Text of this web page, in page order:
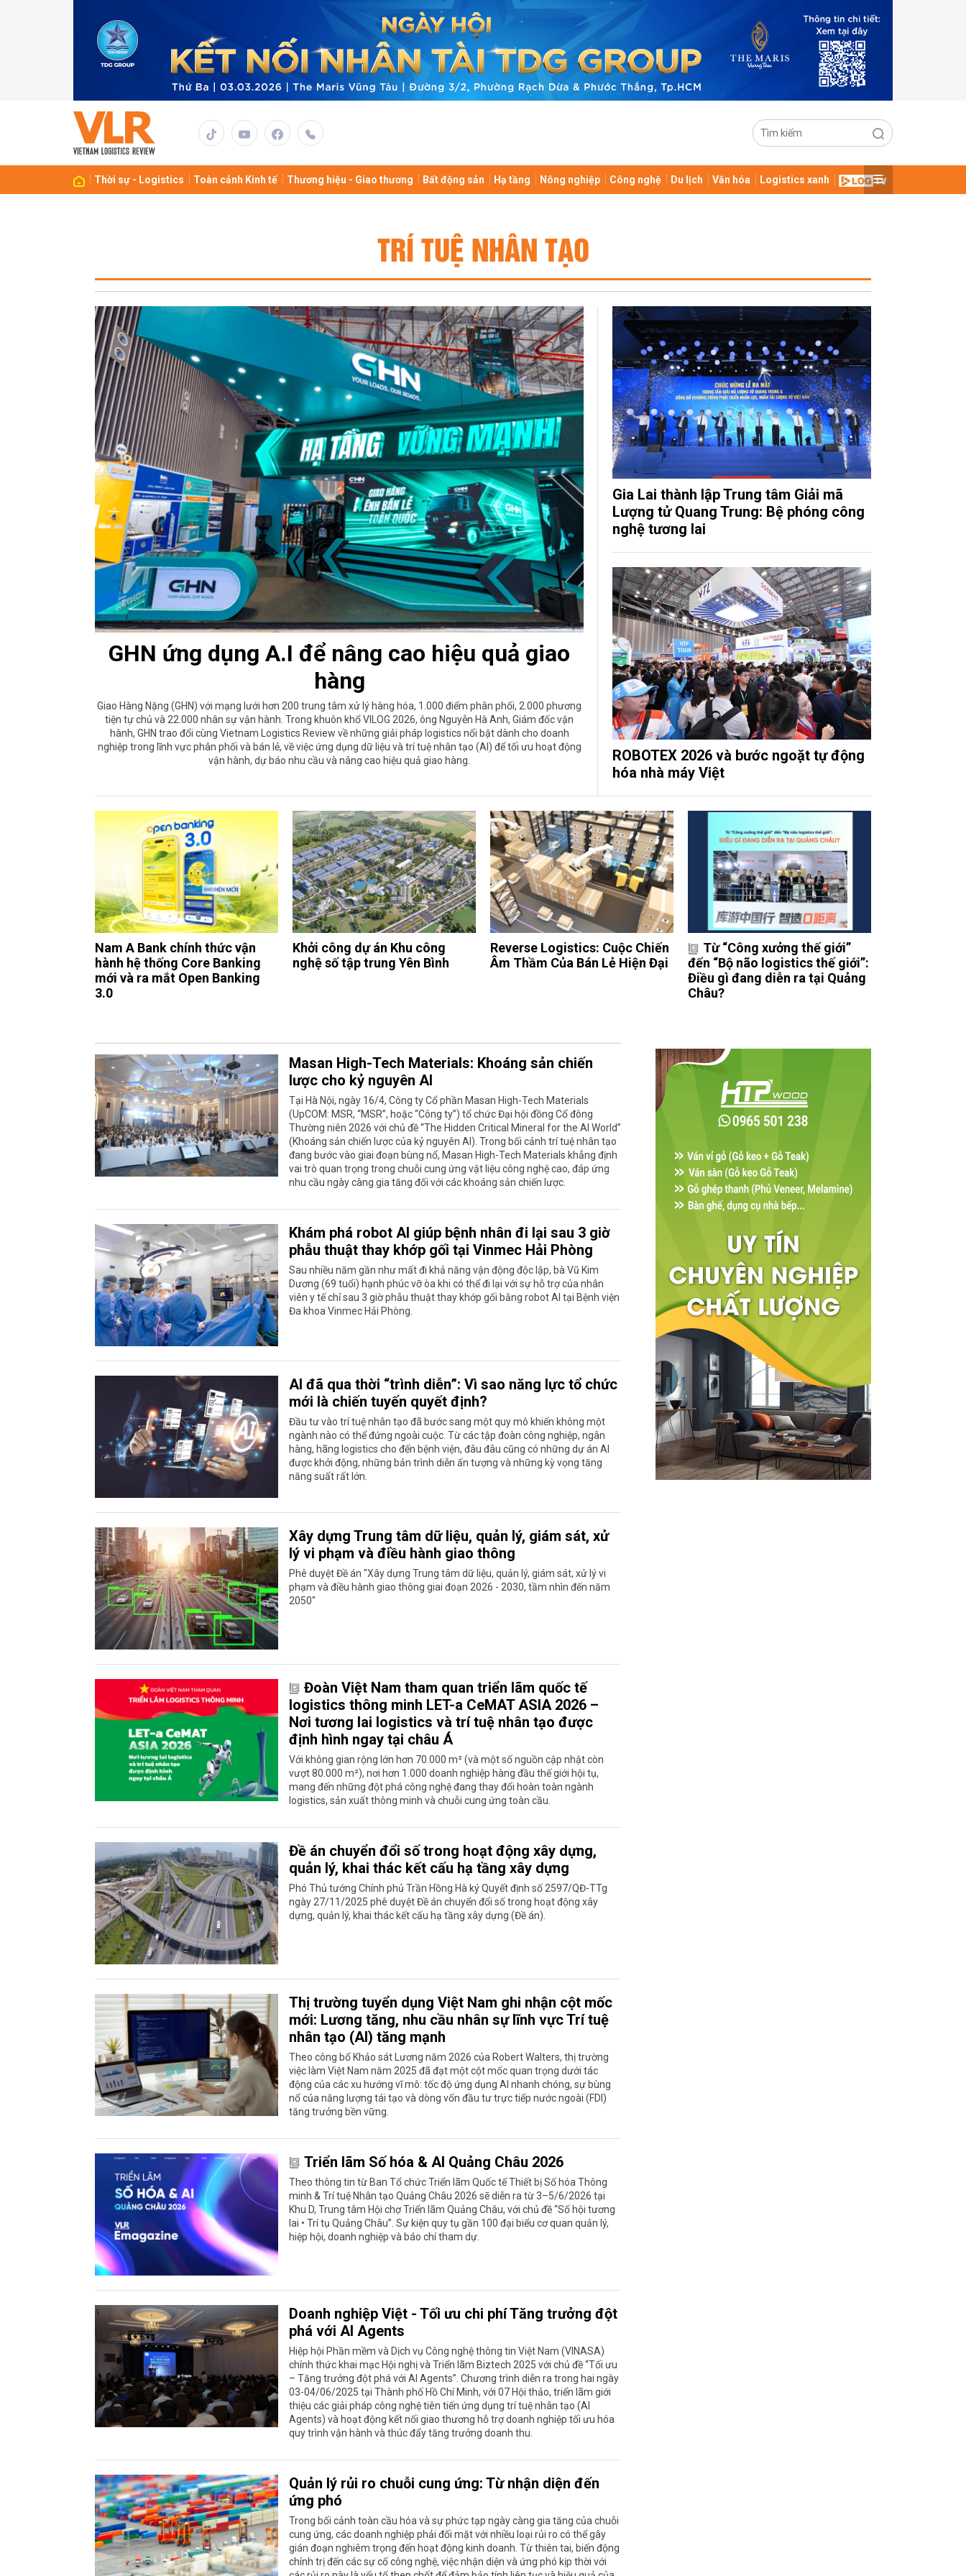
Thời sự - Logistics Toàn cảnh Kinh tế Thương hiệu - Giao thương Bất động sản Hạ tầng Nông nghiệp Công nghệ Du lịch Văn hóa Logistics xanh
TRÍ TUỆ NHÂN TẠO
GHN ứng dụng A.I để nâng cao hiệu quả giao
hàng
Giao Hàng Nặng (GHN) với mạng lưới hơn 200 trung tâm xử lý hàng hóa, 1.000 điểm phân phối, 2.000 phương
tiện tự chủ và 22.000 nhân sự vận hành. Trong khuôn khổ VILOG 2026, ông Nguyễn Hà Anh, Giám đốc vận
hành, GHN trao đổi cùng Vietnam Logistics Review về những giải pháp logistics nổi bật dành cho doanh
nghiệp trong lĩnh vực phân phối và bán lẻ, về việc ứng dụng dữ liệu và trí tuệ nhân tạo (AI) để tối ưu hoạt động
vận hành, dự báo nhu cầu và nâng cao hiệu quả giao hàng.
Gia Lai thành lập Trung tâm Giải mã
Lượng tử Quang Trung: Bệ phóng công
nghệ tương lai
ROBOTEX 2026 và bước ngoặt tự động
hóa nhà máy Việt
Nam A Bank chính thức vận
hành hệ thống Core Banking
mới và ra mắt Open Banking
3.0
Khởi công dự án Khu công
nghệ số tập trung Yên Bình
Reverse Logistics: Cuộc Chiến
Âm Thầm Của Bán Lẻ Hiện Đại
Từ “Công xưởng thế giới”
đến “Bộ não logistics thế giới”:
Điều gì đang diễn ra tại Quảng
Châu?
Masan High-Tech Materials: Khoáng sản chiến
lược cho kỷ nguyên AI
Tại Hà Nội, ngày 16/4, Công ty Cổ phần Masan High-Tech Materials
(UpCOM: MSR, “MSR”, hoặc “Công ty”) tổ chức Đại hội đồng Cổ đông
Thường niên 2026 với chủ đề “The Hidden Critical Mineral for the AI World”
(Khoáng sản chiến lược của kỷ nguyên AI). Trong bối cảnh trí tuệ nhân tạo
đang bước vào giai đoạn bùng nổ, Masan High-Tech Materials khẳng định
vai trò quan trọng trong chuỗi cung ứng vật liệu công nghệ cao, đáp ứng
nhu cầu ngày càng gia tăng đối với các khoáng sản chiến lược.
Khám phá robot AI giúp bệnh nhân đi lại sau 3 giờ
phẫu thuật thay khớp gối tại Vinmec Hải Phòng
Sau nhiều năm gần như mất đi khả năng vận động độc lập, bà Vũ Kim
Dương (69 tuổi) hạnh phúc vỡ òa khi có thể đi lại với sự hỗ trợ của nhân
viên y tế chỉ sau 3 giờ phẫu thuật thay khớp gối bằng robot AI tại Bệnh viện
Đa khoa Vinmec Hải Phòng.
AI đã qua thời “trình diễn”: Vì sao năng lực tổ chức
mới là chiến tuyến quyết định?
Đầu tư vào trí tuệ nhân tạo đã bước sang một quy mô khiến không một
ngành nào có thể đứng ngoài cuộc. Từ các tập đoàn công nghiệp, ngân
hàng, hãng logistics cho đến bệnh viện, đâu đâu cũng có những dự án AI
được khởi động, những bản trình diễn ấn tượng và những kỳ vọng tăng
năng suất rất lớn.
Xây dựng Trung tâm dữ liệu, quản lý, giám sát, xử
lý vi phạm và điều hành giao thông
Phê duyệt Đề án "Xây dựng Trung tâm dữ liệu, quản lý, giám sát, xử lý vi
phạm và điều hành giao thông giai đoạn 2026 - 2030, tầm nhìn đến năm
2050"
Đoàn Việt Nam tham quan triển lãm quốc tế
logistics thông minh LET-a CeMAT ASIA 2026 –
Nơi tương lai logistics và trí tuệ nhân tạo được
định hình ngay tại châu Á
Với không gian rộng lớn hơn 70.000 m² (và một số nguồn cập nhật còn
vượt 80.000 m²), nơi hơn 1.000 doanh nghiệp hàng đầu thế giới hội tụ,
mang đến những đột phá công nghệ đang thay đổi hoàn toàn ngành
logistics, sản xuất thông minh và chuỗi cung ứng toàn cầu.
Đề án chuyển đổi số trong hoạt động xây dựng,
quản lý, khai thác kết cấu hạ tầng xây dựng
Phó Thủ tướng Chính phủ Trần Hồng Hà ký Quyết định số 2597/QĐ-TTg
ngày 27/11/2025 phê duyệt Đề án chuyển đổi số trong hoạt động xây
dựng, quản lý, khai thác kết cấu hạ tầng xây dựng (Đề án).
Thị trường tuyển dụng Việt Nam ghi nhận cột mốc
mới: Lương tăng, nhu cầu nhân sự lĩnh vực Trí tuệ
nhân tạo (AI) tăng mạnh
Theo công bố Khảo sát Lương năm 2026 của Robert Walters, thị trường
việc làm Việt Nam năm 2025 đã đạt một cột mốc quan trọng dưới tác
động của các xu hướng vĩ mô: tốc độ ứng dụng AI nhanh chóng, sự bùng
nổ của năng lượng tái tạo và dòng vốn đầu tư trực tiếp nước ngoài (FDI)
tăng trưởng bền vững.
Triển lãm Số hóa & AI Quảng Châu 2026
Theo thông tin từ Ban Tổ chức Triển lãm Quốc tế Thiết bị Số hóa Thông
minh & Trí tuệ Nhân tạo Quảng Châu 2026 sẽ diễn ra từ 3–5/6/2026 tại
Khu D, Trung tâm Hội chợ Triển lãm Quảng Châu, với chủ đề “Số hội tương
lai • Trí tụ Quảng Châu”. Sự kiện quy tụ gần 100 đại biểu cơ quan quản lý,
hiệp hội, doanh nghiệp và báo chí tham dự.
Doanh nghiệp Việt - Tối ưu chi phí Tăng trưởng đột
phá với AI Agents
Hiệp hội Phần mềm và Dịch vụ Công nghệ thông tin Việt Nam (VINASA)
chính thức khai mạc Hội nghị và Triển lãm Biztech 2025 với chủ đề “Tối ưu
– Tăng trưởng đột phá với AI Agents”. Chương trình diễn ra trong hai ngày
03-04/06/2025 tại Thành phố Hồ Chí Minh, với 07 Hội thảo, triển lãm giới
thiệu các giải pháp công nghệ tiên tiến ứng dụng trí tuệ nhân tạo (AI
Agents) và hoạt động kết nối giao thương hỗ trợ doanh nghiệp tối ưu hóa
quy trình vận hành và thúc đẩy tăng trưởng doanh thu.
Quản lý rủi ro chuỗi cung ứng: Từ nhận diện đến
ứng phó
Trong bối cảnh toàn cầu hóa và sự phức tạp ngày càng gia tăng của chuỗi
cung ứng, các doanh nghiệp phải đối mặt với nhiều loại rủi ro có thể gây
gián đoạn nghiêm trọng đến hoạt động kinh doanh. Từ thiên tai, biến động
chính trị đến các sự cố công nghệ, việc nhận diện và ứng phó kịp thời với